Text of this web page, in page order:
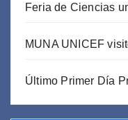
Feria de Ciencias
MUNA UNICEF
Último Primer Día